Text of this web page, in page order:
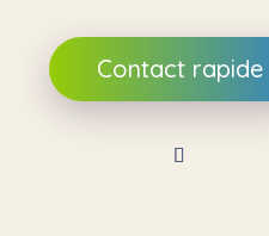
Contact rapide